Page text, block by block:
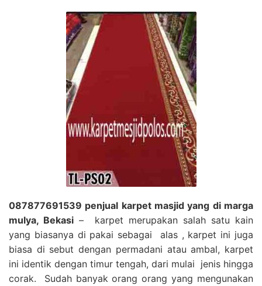
087877691539 penjual karpet masjid yang di marga
mulya, Bekasi – karpet merupakan salah satu kain
yang biasanya di pakai sebagai alas , karpet ini juga
biasa di sebut dengan permadani atau ambal, karpet
ini identik dengan timur tengah, dari mulai jenis hingga
corak. Sudah banyak orang orang yang mengunakan